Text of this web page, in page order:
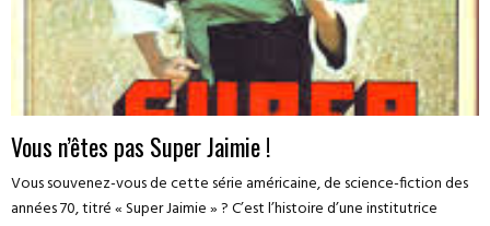
Vous n’êtes pas Super Jaimie !
Vous souvenez-vous de cette série américaine, de science-fiction des
années 70, titré « Super Jaimie » ? C’est l’histoire d’une institutrice